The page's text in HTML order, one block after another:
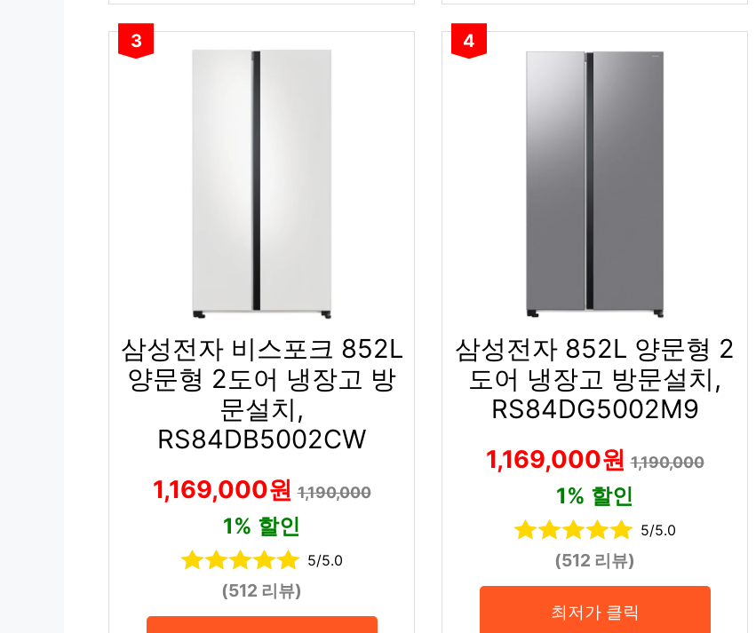
3
삼성전자 비스포크 852L
양문형 2도어 냉장고 방
문설치,
RS84DB5002CW
1,169,000원1,190,000
1% 할인
5/5.0
(512 리뷰)
4
삼성전자 852L 양문형 2
도어 냉장고 방문설치,
RS84DG5002M9
1,169,000원1,190,000
1% 할인
5/5.0
(512 리뷰)
최저가 클릭